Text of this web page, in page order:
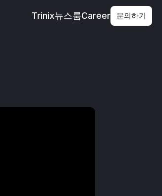
Trinix뉴스룸Career 문의하기